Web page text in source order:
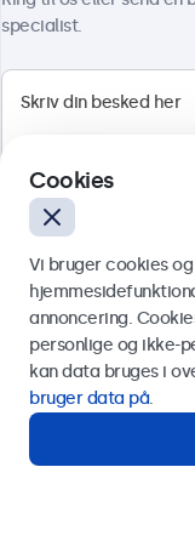
Full HD-panel med
Ydermål: 481 x 294
5.623,75 kr. inkl. moms
specialist.
Eller
Kontakt vores
Cookies
Vi bruger cookies
annoncering.
personlige og ikke-
kan data bruges i
bruger data på.